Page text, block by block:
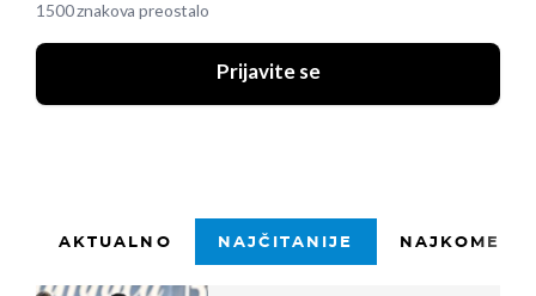
1500 znakova preostalo
Prijavite se
AKTUALNO NAJČITANIJE